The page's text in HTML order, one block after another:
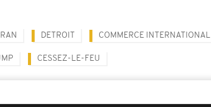
DETROIT COMMERCE INTERNATIONAL
CESSEZ-LE-FEU